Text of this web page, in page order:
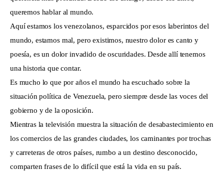
queremos hablar al mundo.
Aquí estamos los venezolanos, esparcidos por esos laberintos del
mundo, estamos mal, pero existimos, nuestro dolor es canto y
poesía, es un dolor invadido de oscuridades. Desde allí tenemos
una historia que contar.
Es mucho lo que por años el mundo ha escuchado sobre la
situación política de Venezuela, pero siempre desde las voces del
gobierno y de la oposición.
Mientras la televisión muestra la situación de desabastecimiento en
los comercios de las grandes ciudades, los caminantes por trochas
y carreteras de otros países, rumbo a un destino desconocido,
comparten frases de lo difícil que está la vida en su país.